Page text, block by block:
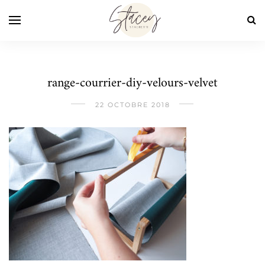
range-courrier-diy-velours-velvet
22 OCTOBRE 2018